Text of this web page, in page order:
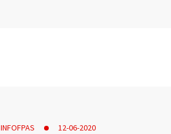
INFOFPAS 12-06-2020